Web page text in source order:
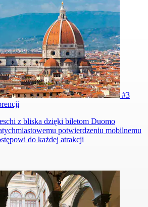
#3
z bliska dzięki biletom Duomo
potwierdzeniu mobilnemu
do każdej atrakcji